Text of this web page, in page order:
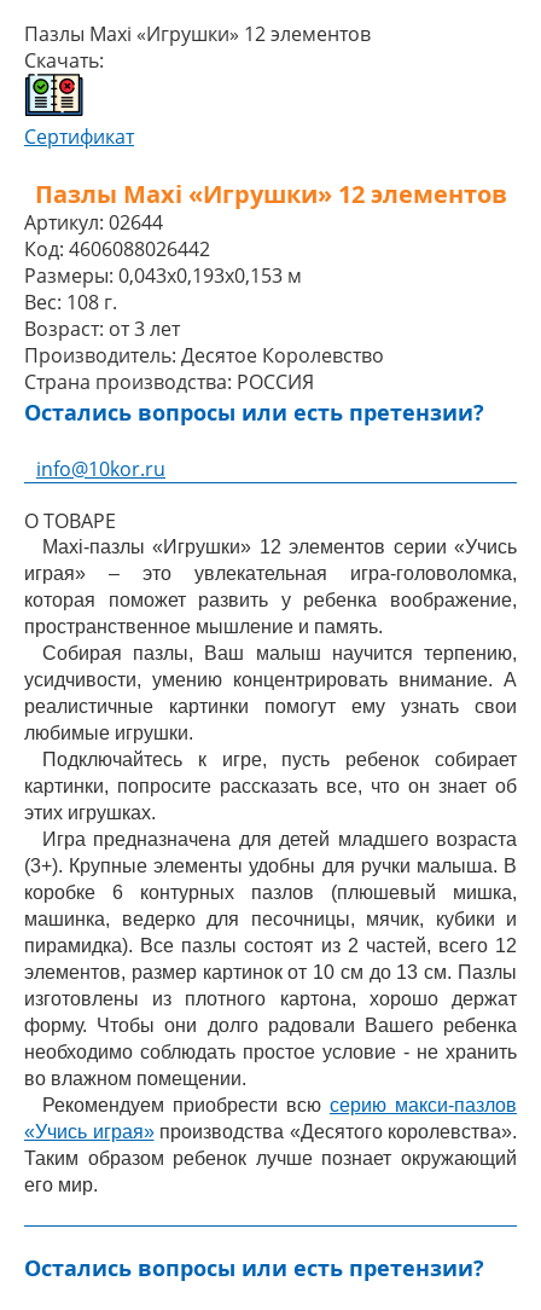
Пазлы Maxi «Игрушки» 12 элементов
Скачать:
Сертификат
Пазлы Maxi «Игрушки» 12 элементов
Артикул: 02644
Код: 4606088026442
Размеры: 0,043x0,193x0,153 м
Вес: 108 г.
Возраст: от 3 лет
Производитель: Десятое Королевство
Страна производства: РОССИЯ
Остались вопросы или есть претензии?
info@10kor.ru
О ТОВАРЕ
Maxi-пазлы «Игрушки» 12 элементов серии «Учись
играя» – это увлекательная игра-головоломка,
которая поможет развить у ребенка воображение,
пространственное мышление и память.
Собирая пазлы, Ваш малыш научится терпению,
усидчивости, умению концентрировать внимание. А
реалистичные картинки помогут ему узнать свои
любимые игрушки.
Подключайтесь к игре, пусть ребенок собирает
картинки, попросите рассказать все, что он знает об
этих игрушках.
Игра предназначена для детей младшего возраста
(3+). Крупные элементы удобны для ручки малыша. В
коробке 6 контурных пазлов (плюшевый мишка,
машинка, ведерко для песочницы, мячик, кубики и
пирамидка). Все пазлы состоят из 2 частей, всего 12
элементов, размер картинок от 10 см до 13 см. Пазлы
изготовлены из плотного картона, хорошо держат
форму. Чтобы они долго радовали Вашего ребенка
необходимо соблюдать простое условие - не хранить
во влажном помещении.
Рекомендуем приобрести всю серию макси-пазлов
«Учись играя»производства «Десятого королевства».
Таким образом ребенок лучше познает окружающий
его мир.
Остались вопросы или есть претензии?